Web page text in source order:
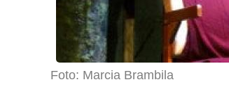
Foto: Marcia Brambila